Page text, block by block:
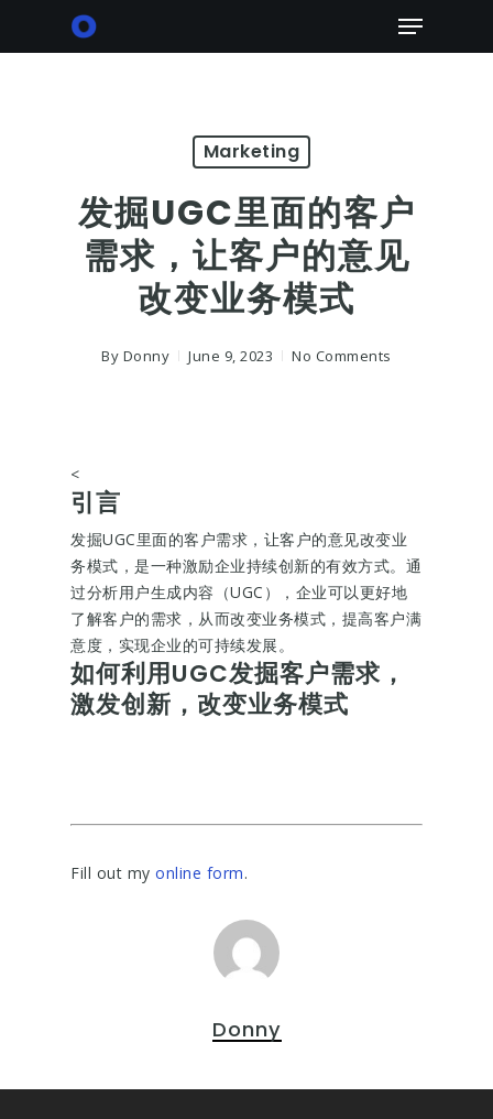
Menu
Marketing
发掘UGC里面的客户
需求，让客户的意见
改变业务模式
By Donny June 9, 2023 No Comments
<
引言
发掘UGC里面的客户需求，让客户的意见改变业
务模式，是一种激励企业持续创新的有效方式。通
过分析用户生成内容（UGC），企业可以更好地
了解客户的需求，从而改变业务模式，提高客户满
意度，实现企业的可持续发展。
如何利用UGC发掘客户需求，
激发创新，改变业务模式
Fill out my online form.
Donny